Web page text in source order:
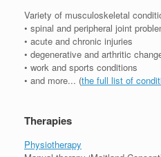
Variety of musculoskeletal
• spinal and peripheral joint
• acute and chronic injuries
• degenerative and arthritic
• work and sports conditions
• and more... (the full list of
Therapies
Physiotherapy